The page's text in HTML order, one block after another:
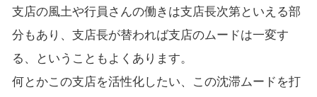
支店の風土や行員さんの働きは支店長次第といえる部
分もあり、支店長が替われば支店のムードは一変す
る、ということもよくあります。
何とかこの支店を活性化したい、この沈滞ムードを打